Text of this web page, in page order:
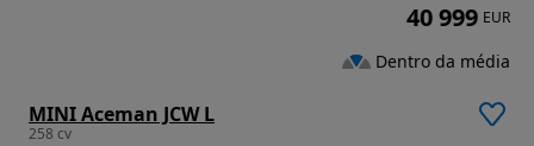
MINI Aceman JCW L
258 cv
40 999 EUR
Dentro da média